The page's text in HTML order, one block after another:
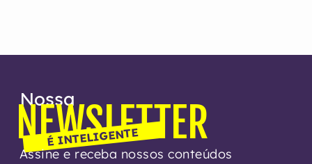
Nossa
NEWSLETTER
É INTELIGENTE
Assine e receba nossos conteúdos